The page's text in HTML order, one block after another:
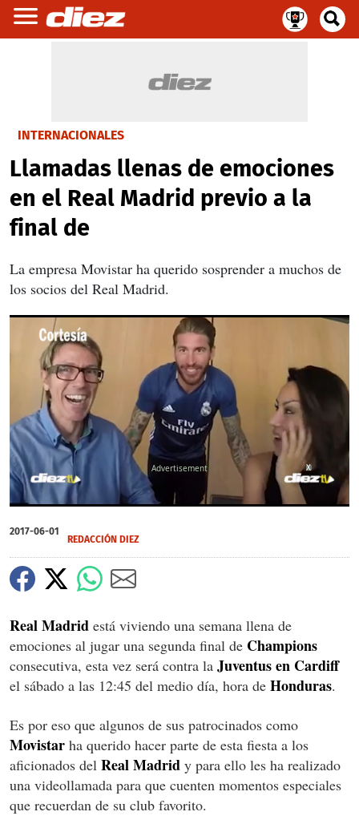
INTERNACIONALES
Llamadas llenas de emociones
en el Real Madrid previo a la
final de
La empresa Movistar ha querido sosprender a muchos de
los socios del Real Madrid.
seconds
of
seconds
X
2017-06-01
REDACCIÓN DIEZ
Real Madrid está viviendo una semana llena de
emociones al jugar una segunda final de Champions
consecutiva, esta vez será contra la Juventus en Cardiff
el sábado a las 12:45 del medio día, hora de Honduras.
Es por eso que algunos de sus patrocinados como
Movistar ha querido hacer parte de esta fiesta a los
aficionados del Real Madrid y para ello les ha realizado
una videollamada para que cuenten momentos especiales
que recuerdan de su club favorito.